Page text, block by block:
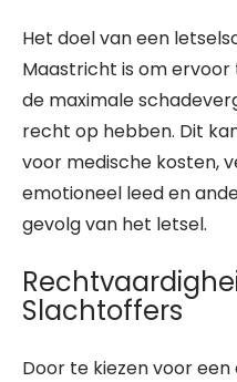
Het doel van een
Maastricht is om
de maximale
recht op hebben. Dit
voor medische kosten,
emotioneel leed en
gevolg van het letsel.
Slachtoffers
Door te kiezen voor